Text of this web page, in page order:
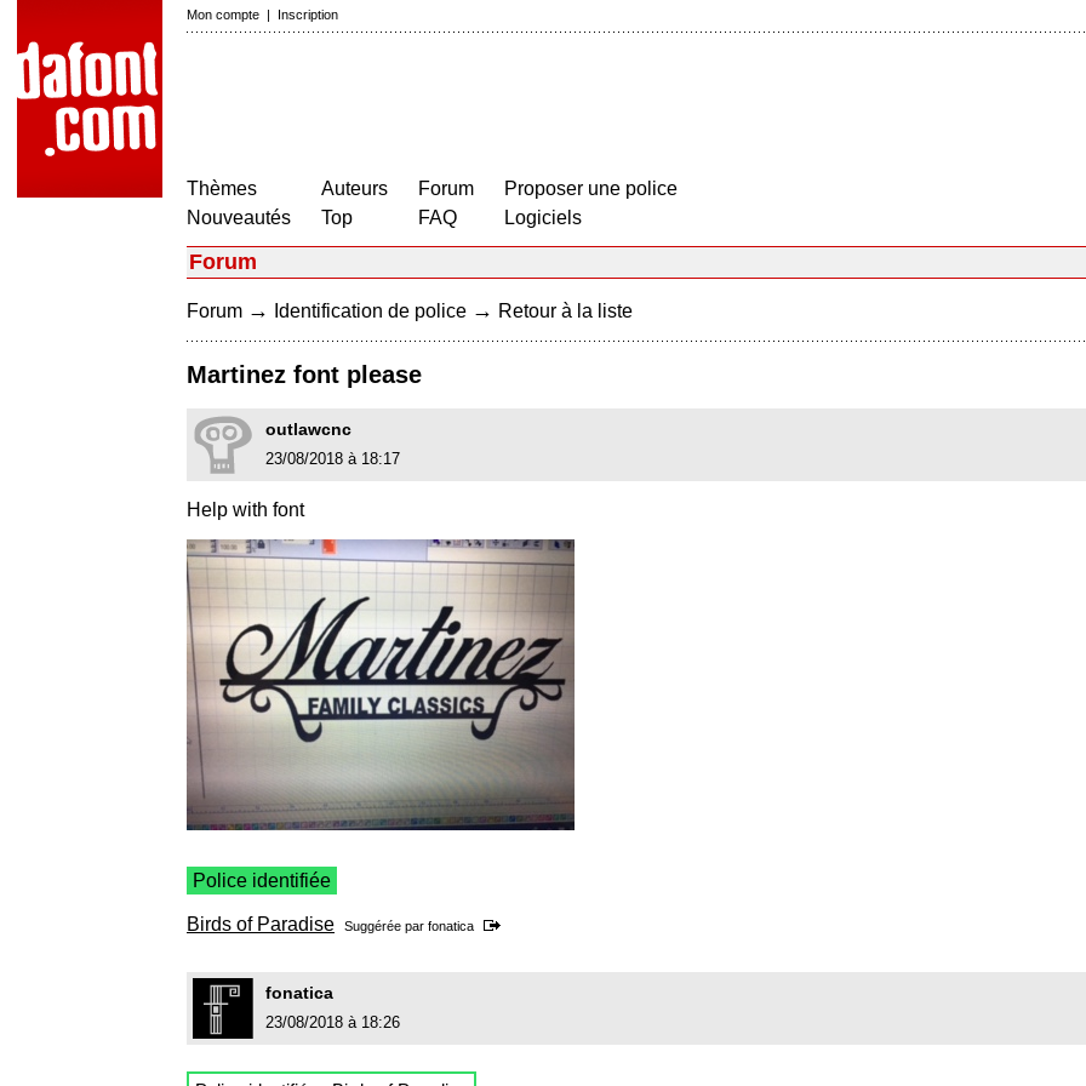
Mon compte | Inscription
Thèmes
Nouveautés
Auteurs
Top
Forum
FAQ
Proposer une police
Logiciels
Forum
Forum → Identification de police → Retour à la liste
Martinez font please
outlawcnc
23/08/2018 à 18:17
Help with font
Police identifiée
Birds of Paradise Suggérée par fonatica
fonatica
23/08/2018 à 18:26